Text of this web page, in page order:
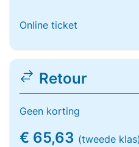
Online ticket
Retour
Geen korting
€ 65,63 (tweede klas)